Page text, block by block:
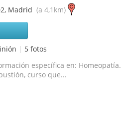
, Madrid (a 4,1km)
| 5 fotos
específica en: Homeopatía.
curso que...